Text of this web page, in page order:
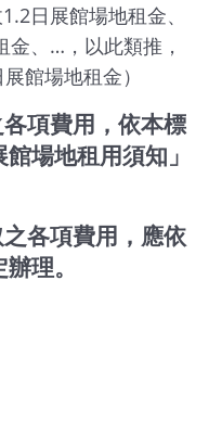
日展館場地租金、
、…，以此類推，
館場地租金）
項費用，依本標
場地租用須知」
各項費用，應依
理。